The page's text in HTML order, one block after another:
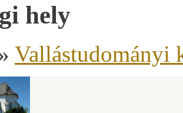
hely
Vallástudományi